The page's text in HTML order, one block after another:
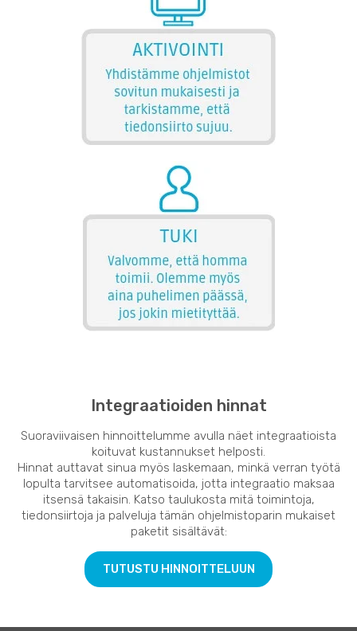
Integraatioiden hinnat
Suoraviivaisen hinnoittelumme avulla näet integraatioista
koituvat kustannukset helposti.
Hinnat auttavat sinua myös laskemaan, minkä verran työtä
lopulta tarvitsee automatisoida, jotta integraatio maksaa
itsensä takaisin. Katso taulukosta mitä toimintoja,
tiedonsiirtoja ja palveluja tämän ohjelmistoparin mukaiset
paketit sisältävät:
TUTUSTU HINNOITTELUUN